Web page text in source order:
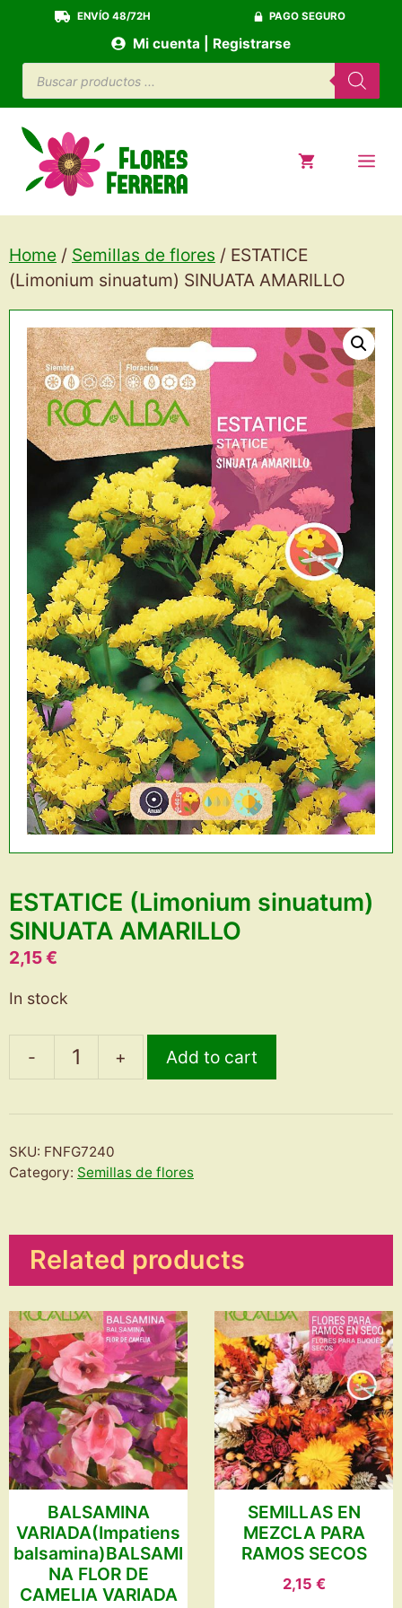
contenido
ENVÍO 48/72H PAGO SEGURO
Búsqueda
de
productos
Mi cuenta | Registrarse
Home / Semillas de flores / ESTATICE
(Limonium sinuatum) SINUATA AMARILLO
ESTATICE (Limonium sinuatum)
SINUATA AMARILLO
2,15€
In stock
-
ESTATICE
sinuatum)
AMARILLO
+ Add to cart
SKU: FNFG7240
Category: Semillas de flores
Related products
BALSAMINA
VARIADA(Impatiens
balsamina)BALSAMI
NA FLOR DE
CAMELIA VARIADA
SEMILLAS EN
MEZCLA PARA
RAMOS SECOS
2,15 €